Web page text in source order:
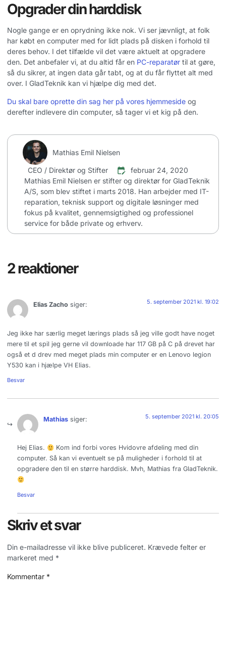
Opgrader din harddisk
Nogle gange er en oprydning ikke nok. Vi ser jævnligt, at folk
har købt en computer med for lidt plads på disken i forhold til
deres behov. I det tilfælde vil det være aktuelt at opgradere
den. Det anbefaler vi, at du altid får en PC-reparatør til at gøre,
så du sikrer, at ingen data går tabt, og at du får flyttet alt med
over. I GladTeknik kan vi hjælpe dig med det.
Du skal bare oprette din sag her på vores hjemmeside og
derefter indlevere din computer, så tager vi et kig på den.
Mathias Emil Nielsen
CEO / Direktør og Stifter
februar 24, 2020
Mathias Emil Nielsen er stifter og direktør for GladTeknik
A/S, som blev stiftet i marts 2018. Han arbejder med IT-
reparation, teknisk support og digitale løsninger med
fokus på kvalitet, gennemsigtighed og professionel
service for både private og erhverv.
2 reaktioner
Elias Zacho siger: 5. september 2021 kl. 19:02
Jeg ikke har særlig meget lærings plads så jeg ville godt have noget
mere til et spil jeg gerne vil downloade har 117 GB på C på drevet har
også et d drev med meget plads min computer er en Lenovo legion
Y530 kan i hjælpe VH Elias.
Besvar
Mathias siger: 5. september 2021 kl. 20:05
Hej Elias.
Kom ind forbi vores Hvidovre afdeling med din
computer. Så kan vi eventuelt se på muligheder i forhold til at
opgradere den til en større harddisk. Mvh, Mathias fra GladTeknik.
Besvar
Skriv et svar
Din e-mailadresse vil ikke blive publiceret. Krævede felter er
markeret med *
Kommentar *